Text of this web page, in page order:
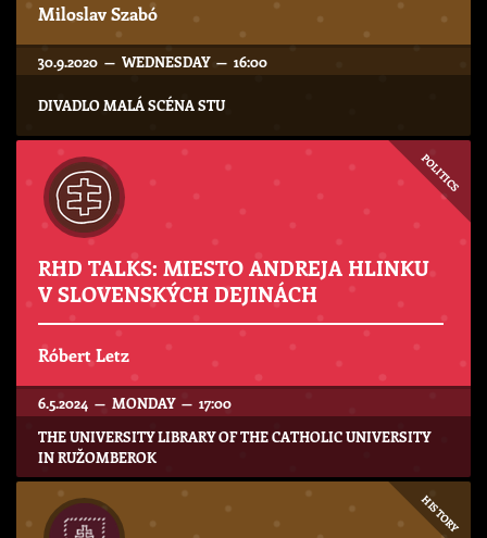
Miloslav Szabó
30.9.2020 — WEDNESDAY — 16:00
DIVADLO MALÁ SCÉNA STU
POLITICS
RHD TALKS: MIESTO ANDREJA HLINKU
V SLOVENSKÝCH DEJINÁCH
Róbert Letz
6.5.2024 — MONDAY — 17:00
THE UNIVERSITY LIBRARY OF THE CATHOLIC UNIVERSITY
IN RUŽOMBEROK
HISTORY